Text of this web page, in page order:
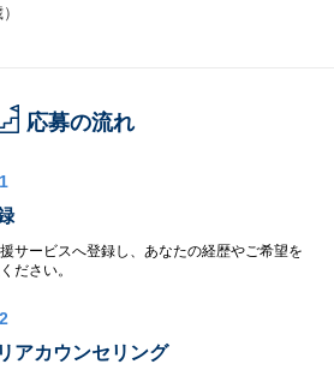
応募の流れ
サービスへ登録し、あなたの経歴やご希望を
ださい。
アカウンセリング